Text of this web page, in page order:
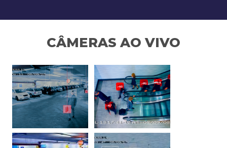
CÂMERAS AO VIVO